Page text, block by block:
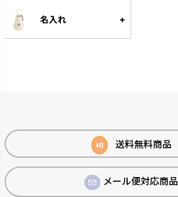
グルー
遊びながらフードをゆっくり食
べられる知遊玩具です。
名入れ
¥0 送料無料商品
メール便対応商品